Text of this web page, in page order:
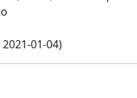
01-04)